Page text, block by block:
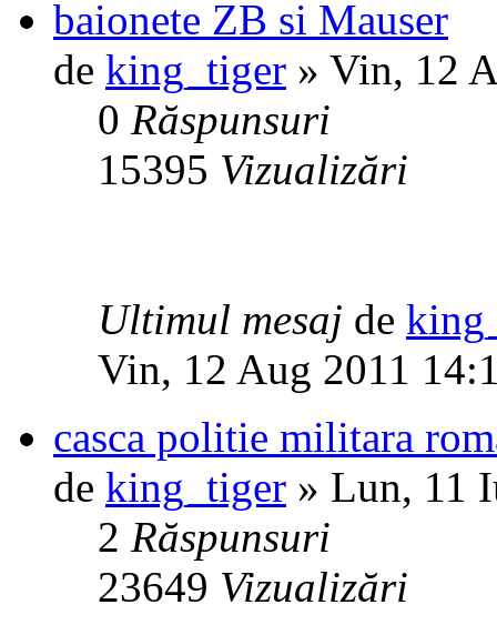
baionete ZB si Mauser
de king_tiger » Vin, 12
0 Răspunsuri
15395 Vizualizări
Ultimul mesaj de
Vin, 12 Aug 2011
casca politie militara
de king_tiger » Lun, 11
2 Răspunsuri
23649 Vizualizări